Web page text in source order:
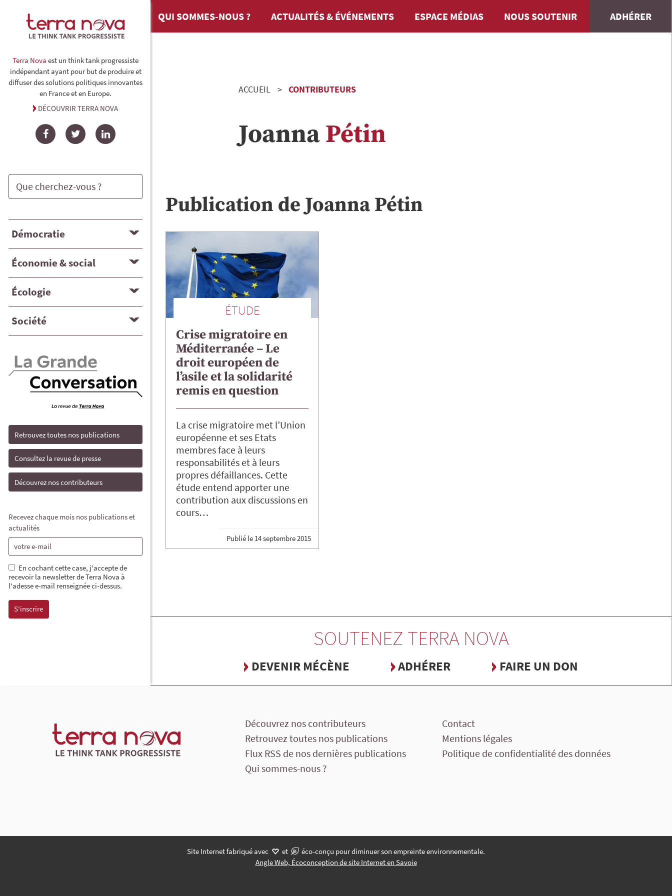
Terra Nova est un think tank progressiste
indépendant ayant pour but de produire et
diffuser des solutions politiques innovantes
en France et en Europe.
DÉCOUVRIR TERRA NOVA
FacebookTwitterLinkedIn
Démocratie
Économie & social
Écologie
Société
Retrouvez toutes nos publications
Consultez la revue de presse
Découvrez nos contributeurs
Recevez chaque mois nos publications et
actualités
En cochant cette case, j'accepte de
recevoir la newsletter de Terra Nova à
l'adesse e-mail renseignée ci-dessus.
QUI SOMMES-NOUS ? ACTUALITÉS & ÉVÉNEMENTS ESPACE MÉDIAS NOUS SOUTENIR ADHÉRER
ACCUEIL CONTRIBUTEURS
JoannaPétin
Publication deJoanna Pétin
ÉTUDE
Crise migratoire en
Méditerranée – Le
droit européen de
l’asile et la solidarité
remis en question
La crise migratoire met l’Union
européenne et ses Etats
membres face à leurs
responsabilités et à leurs
propres défaillances. Cette
étude entend apporter une
contribution aux discussions en
cours…
Publié le 14 septembre 2015
SOUTENEZ TERRA NOVA
DEVENIR MÉCÈNE ADHÉRER FAIRE UN DON
Découvrez nos contributeurs
Retrouvez toutes nos publications
Flux RSS de nos dernières publications
Qui sommes-nous ?
Contact
Mentions légales
Politique de confidentialité des données
Site Internet fabriqué avec et
éco-conçu pour diminuer son empreinte environnementale.
Angle Web, Écoconception de site Internet en Savoie